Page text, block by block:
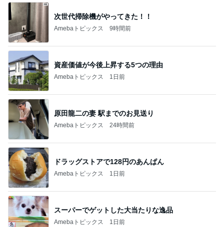
次世代掃除機がやってきた！！
Amebaトピックス 9時間前
資産価値が今後上昇する5つの理由
Amebaトピックス 1日前
原田龍二の妻 駅までのお見送り
Amebaトピックス 24時間前
ドラッグストアで128円のあんぱん
Amebaトピックス 1日前
スーパーでゲットした大当たりな逸品
Amebaトピックス 1日前